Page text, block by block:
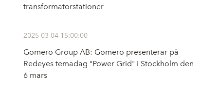
transformatorstationer
2025-03-04 15:00:00
Gomero Group AB: Gomero presenterar på
Redeyes temadag "Power Grid" i Stockholm den
6 mars